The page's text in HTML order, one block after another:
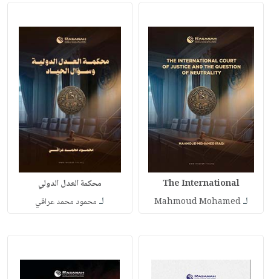
The International
لـMahmoud Mohamed
محكمة العدل الدولي
لـ محمود محمد عراقي